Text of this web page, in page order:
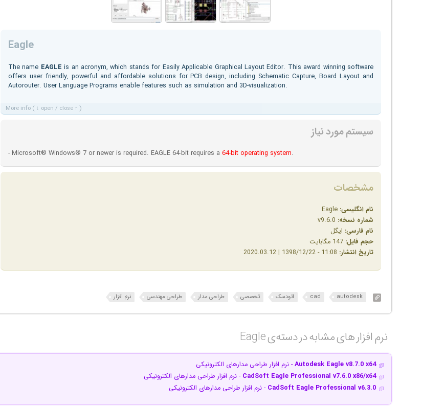
Eagle
The name EAGLEis an acronym, which stands for Easily Applicable Graphical Layout Editor. This award winning software
offers user friendly, powerful and affordable solutions for PCB design, including Schematic Capture, Board Layout and
Autorouter. User Language Programs enable features such as simulation and 3D-visualization.
More info ( ↓ open / close ↑ )
سیستم مورد نیاز
- Microsoft® Windows® 7 or newer is required. EAGLE 64-bit requires a 64-bit operating system.
مشخصات
نام انگلیسی:
شماره نسخه:
نام فارسی: ایگل
حجم فایل:
تاریخ انتشار:
autodesk
cad اتودسک تخصصی طراحی مدار طراحی مهندسی نرم افزار
نرم افزار های مشابه در دسته‌ی‌ Eagle‎
Autodesk Eagle v8.7.0 x64- نرم افزار طراحی مدارهای الکترونیکی
CadSoft Eagle Professional v7.6.0 x86/x64 - نرم افزار طراحی مدارهای الکترونیکی
CadSoft Eagle Professional v6.3.0 - نرم افزار طراحی مدارهای الکترونیکی